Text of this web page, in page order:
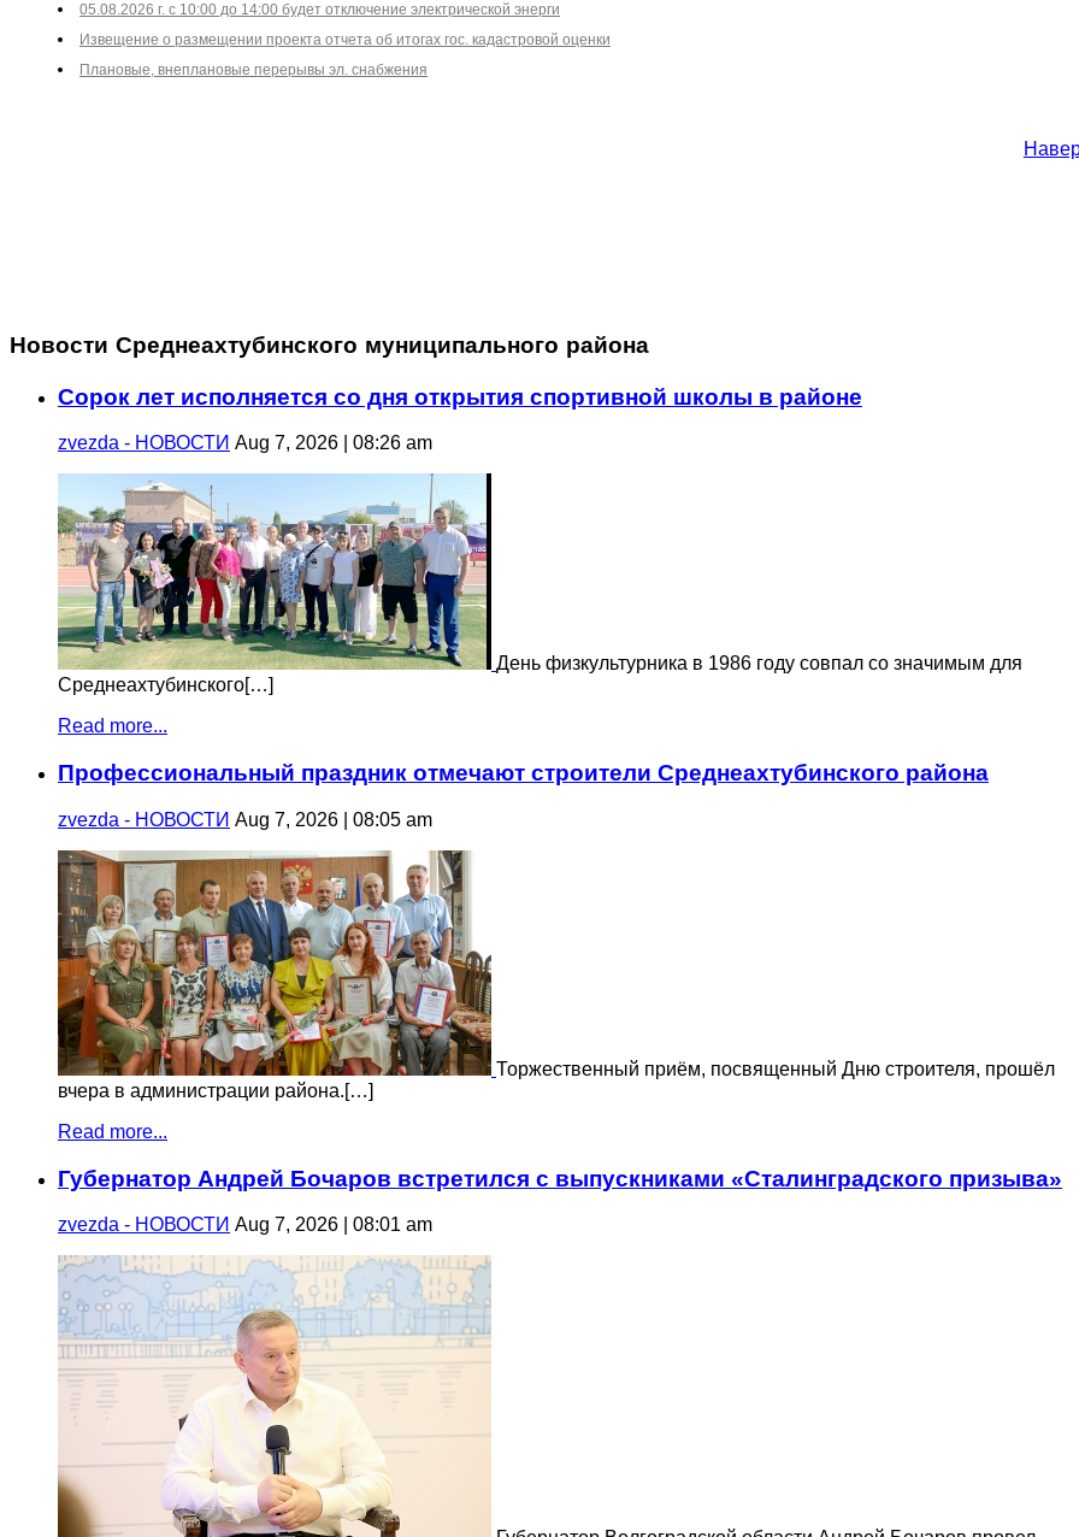
05.08.2026 г. с 10:00 до 14:00 будет отключение электрической энерги
Извещение о размещении проекта отчета об итогах гос. кадастровой оценки
Плановые, внеплановые перерывы эл. снабжения
Новости Среднеахтубинского муниципального района
Сорок лет исполняется со дня открытия спортивной школы в районе
zvezda - НОВОСТИ Aug 7, 2026 | 08:26 am
День физкультурника в 1986 году совпал со значимым для
Среднеахтубинского[…]
Read more...
Профессиональный праздник отмечают строители Среднеахтубинского района
zvezda - НОВОСТИ Aug 7, 2026 | 08:05 am
Торжественный приём, посвященный Дню строителя, прошёл
вчера в администрации района.[…]
Read more...
Губернатор Андрей Бочаров встретился с выпускниками «Сталинградского призыва»
zvezda - НОВОСТИ Aug 7, 2026 | 08:01 am